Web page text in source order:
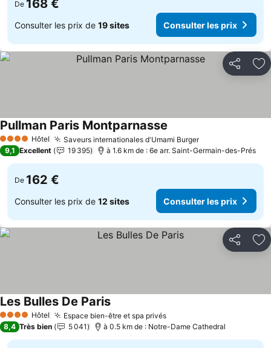
De 168 €
Consulter les prix de 19 sites Consulter les prix
Partager
4 Étoiles Hôtel Saveurs internationales d'Umami Burger
Pullman Paris Montparnasse
9,1 Excellent 19 395 à 1.6 km de : 6e arr. Saint-Germain-des-Prés
De 162 €
Consulter les prix de 12 sites Consulter les prix
Partager
4 Étoiles Hôtel Espace bien-être et spa privés
Les Bulles De Paris
8,4 Très bien 5 041 à 0.5 km de : Notre-Dame Cathedral